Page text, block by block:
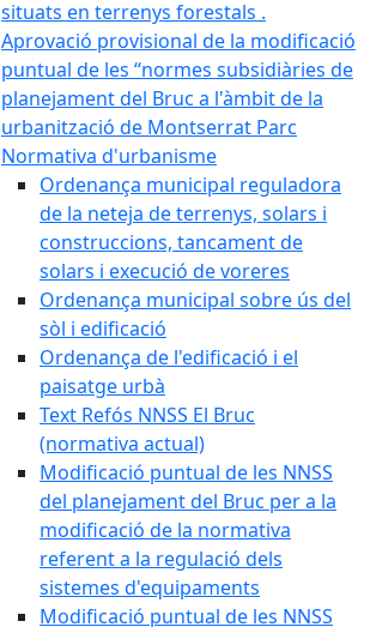
situats en terrenys forestals .
Aprovació provisional de la modificació
puntual de les “normes subsidiàries de
planejament del Bruc a l'àmbit de la
urbanització de Montserrat Parc
Normativa d'urbanisme
Ordenança municipal reguladora
de la neteja de terrenys, solars i
construccions, tancament de
solars i execució de voreres
Ordenança municipal sobre ús del
sòl i edificació
Ordenança de l'edificació i el
paisatge urbà
Text Refós NNSS El Bruc
(normativa actual)
Modificació puntual de les NNSS
del planejament del Bruc per a la
modificació de la normativa
referent a la regulació dels
sistemes d'equipaments
Modificació puntual de les NNSS